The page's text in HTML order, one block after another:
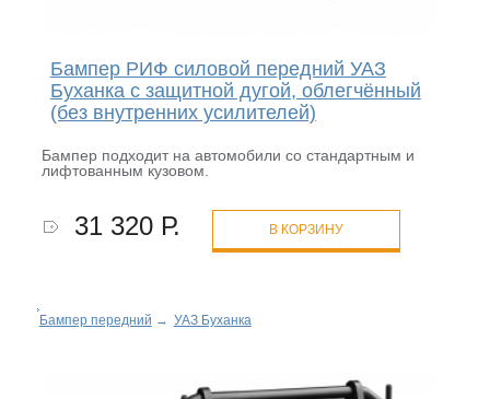
Бампер РИФ силовой передний УАЗ
Буханка с защитной дугой, облегчённый
(без внутренних усилителей)
Бампер подходит на автомобили со стандартным и
лифтованным кузовом.
31 320 Р. В КОРЗИНУ
Бампер передний → УАЗ Буханка